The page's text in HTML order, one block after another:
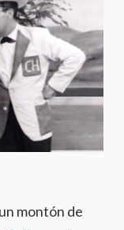
montón de